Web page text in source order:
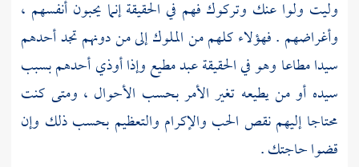
وليت ولوا عنك وتركوك فهم في الحقيقة إنما يحبون أنفسهم ،
وأغراضهم . فهؤلاء كلهم من الملوك إلى من دونهم تجد أحدهم
سيدا مطاعا وهو في الحقيقة عبد مطيع وإذا أوذي أحدهم بسبب
سيده أو من يطيعه تغير الأمر بحسب الأحوال ، ومتى كنت
محتاجا إليهم نقص الحب والإكرام والتعظيم بحسب ذلك وإن
قضوا حاجتك .